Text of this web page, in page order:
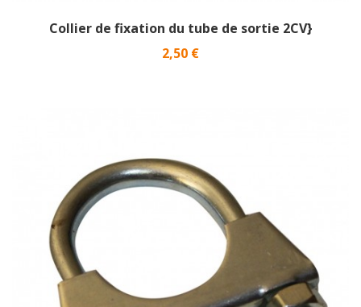
Collier de fixation du tube de sortie 2CV}
Prix
2,50 €